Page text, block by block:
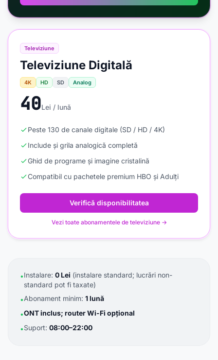
Televiziune
Televiziune Digitală
4K HD SD Analog
40Lei / lună
Peste 130 de canale digitale (SD / HD / 4K)
Include și grila analogică completă
Ghid de programe și imagine cristalină
Compatibil cu pachetele premium HBO și Adulți
Verifică disponibilitatea
Vezi toate abonamentele de televiziune →
•Instalare: 0 Lei (instalare standard; lucrări non-
standard pot fi taxate)
•Abonament minim: 1 lună
•ONT inclus; router Wi-Fi opțional
•Suport: 08:00–22:00